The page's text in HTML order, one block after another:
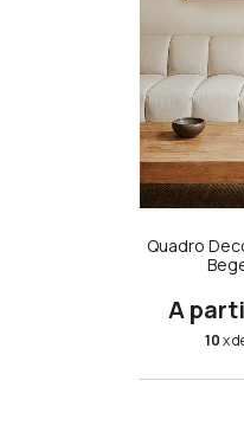
Quadro
10x